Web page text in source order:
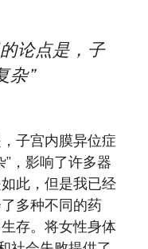
论点是，子
杂”
子宫内膜异位症
，影响了许多器
此，但是我已经
多种不同的药
存。将女性身体